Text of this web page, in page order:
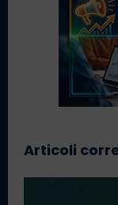
Articoli